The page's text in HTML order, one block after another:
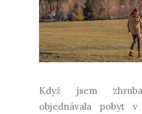
Když jsem
objednávala pobyt v